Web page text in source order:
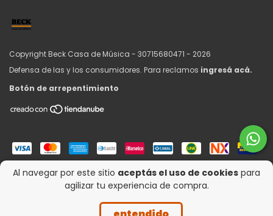
Al navegar por este sitio aceptás el uso de cookies para
agilizar tu experiencia de compra.
Copyright Beck Casa de Música - 30715680471 - 2026
Defensa de las y los consumidores. Para reclamos ingresá acá.
Botón de arrepentimiento